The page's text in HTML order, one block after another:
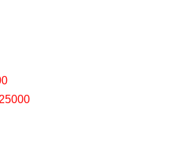
25000